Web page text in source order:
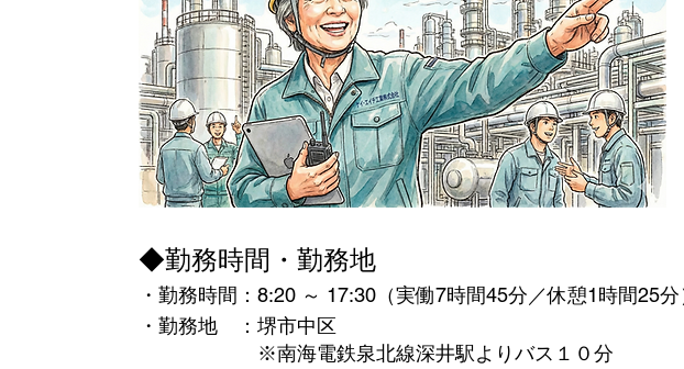
◆勤務時間・勤務地
・勤務時間：8:20 ～ 17:30（実働7時間45分／休憩1時間25分
・勤務地 ：堺市中区
※南海電鉄泉北線深井駅よりバス１０分